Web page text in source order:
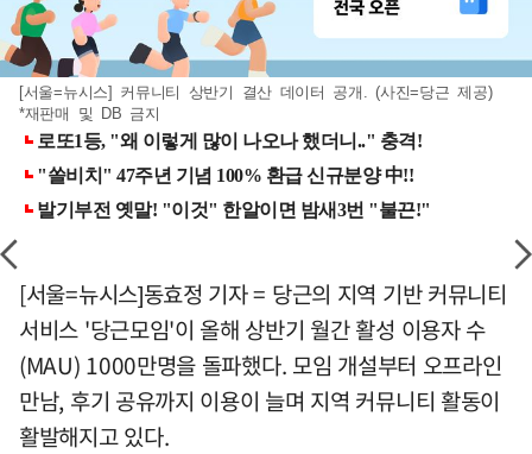
[서울=뉴시스] 커뮤니티 상반기 결산 데이터 공개. (사진=당근 제공)
*재판매 및 DB 금지
[서울=뉴시스]동효정 기자 = 당근의 지역 기반 커뮤니티
서비스 '당근모임'이 올해 상반기 월간 활성 이용자 수
(MAU) 1000만명을 돌파했다. 모임 개설부터 오프라인
만남, 후기 공유까지 이용이 늘며 지역 커뮤니티 활동이
활발해지고 있다.